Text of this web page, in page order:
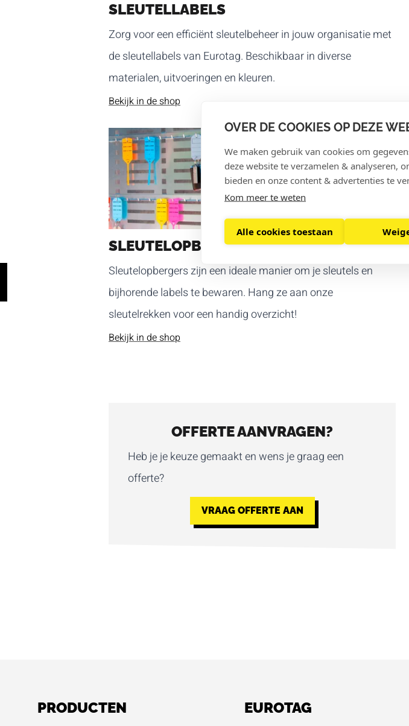
OVER DE COOKIES OP DEZE
We maken gebruik van cookies om
deze website te verzamelen & analyseren,
bieden en onze content & advertenties te
Kom meer te weten
Alle cookies toestaan
SLEUTELLABELS
Zorg voor een efficiënt sleutelbeheer in jouw organisatie met
de sleutellabels van Eurotag. Beschikbaar in diverse
materialen, uitvoeringen en kleuren.
Bekijk in de shop
SLEUTELOPBERGERS
Sleutelopbergers zijn een ideale manier om je sleutels en
bijhorende labels te bewaren. Hang ze aan onze
sleutelrekken voor een handig overzicht!
Bekijk in de shop
OFFERTE AANVRAGEN?
Heb je je keuze gemaakt en wens je graag een
offerte?
VRAAG OFFERTE AAN
PRODUCTEN EUROTAG